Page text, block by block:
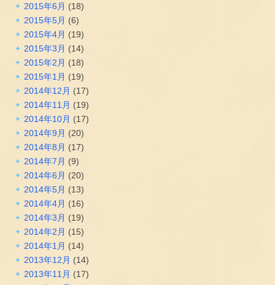
2015年6月 (18)
2015年5月 (6)
2015年4月 (19)
2015年3月 (14)
2015年2月 (18)
2015年1月 (19)
2014年12月 (17)
2014年11月 (19)
2014年10月 (17)
2014年9月 (20)
2014年8月 (17)
2014年7月 (9)
2014年6月 (20)
2014年5月 (13)
2014年4月 (16)
2014年3月 (19)
2014年2月 (15)
2014年1月 (14)
2013年12月 (14)
2013年11月 (17)